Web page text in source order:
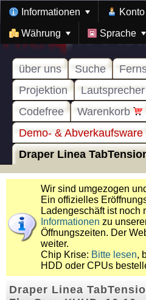
Informationen Konto
Währung Sprache
über uns Suche
Projektion
Lautsprecher
Codefree
Warenkorb
Demo- & Abverkaufsware
Draper Linea
Wir sind umgezogen
Ein offizielles
Ladengeschäft ist noch
Informationen zu
Öffnungszeiten. Der
weiter.
Chip Krise: Bitte lesen,
HDD oder CPUs
Draper Linea